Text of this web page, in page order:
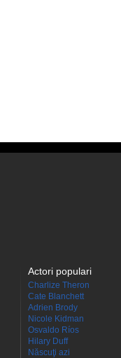
Actori populari
Charlize Theron
Cate Blanchett
Adrien Brody
Nicole Kidman
Osvaldo Ríos
Hilary Duff
Născuţi azi